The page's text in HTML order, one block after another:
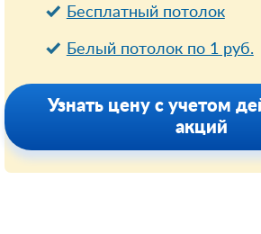
Бесплатный потолок
Белый потолок по 1 руб.
Узнать цену с учетом
акций